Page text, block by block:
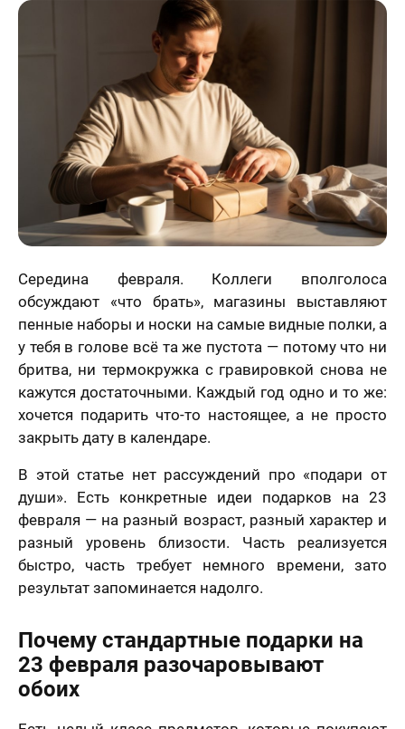
Середина февраля. Коллеги вполголоса
обсуждают «что брать», магазины выставляют
пенные наборы и носки на самые видные полки, а
у тебя в голове всё та же пустота — потому что ни
бритва, ни термокружка с гравировкой снова не
кажутся достаточными. Каждый год одно и то же:
хочется подарить что-то настоящее, а не просто
закрыть дату в календаре.
В этой статье нет рассуждений про «подари от
души». Есть конкретные идеи подарков на 23
февраля — на разный возраст, разный характер и
разный уровень близости. Часть реализуется
быстро, часть требует немного времени, зато
результат запоминается надолго.
Почему стандартные подарки на
23 февраля разочаровывают
обоих